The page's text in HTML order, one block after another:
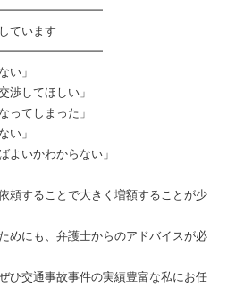
ています
い」
渉してほしい」
ってしまった」
い」
よいかわからない」
頼することで大きく増額することが少
めにも、弁護士からのアドバイスが必
ひ交通事故事件の実績豊富な私にお任